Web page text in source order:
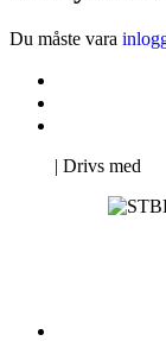
Du måste vara
| Drivs med